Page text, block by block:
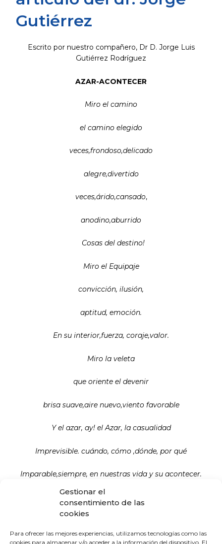
Gestionar el
consentimiento de las
cookies
Para ofrecer las mejores experiencias, utilizamos tecnologías como las
cookies para almacenar y/o acceder a la información del dispositivo. El
Gutiérrez
Escrito por nuestro compañero, Dr D. Jorge Luis
Gutiérrez Rodríguez
AZAR-ACONTECER
Miro el camino
el camino elegido
veces,frondoso,delicado
alegre,divertido
veces,árido,cansado,
anodino,aburrido
Cosas del destino!
Miro el Equipaje
convicción, ilusión,
aptitud, emoción.
En su interior,fuerza, coraje,valor.
Miro la veleta
que oriente el devenir
brisa suave,aire nuevo,viento favorable
Y el azar, ay! el Azar, la casualidad
Imprevisible. cuándo, cómo ,dónde, por qué
Imparable,siempre, en nuestras vida y su acontecer.
La Escuela de Verano Sénior cierra su
programación con una charla sobre
personas mayores